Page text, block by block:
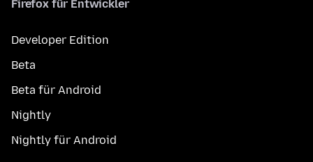
Firefox für Entwickler
Developer Edition
Beta
Beta für Android
Nightly
Nightly für Android